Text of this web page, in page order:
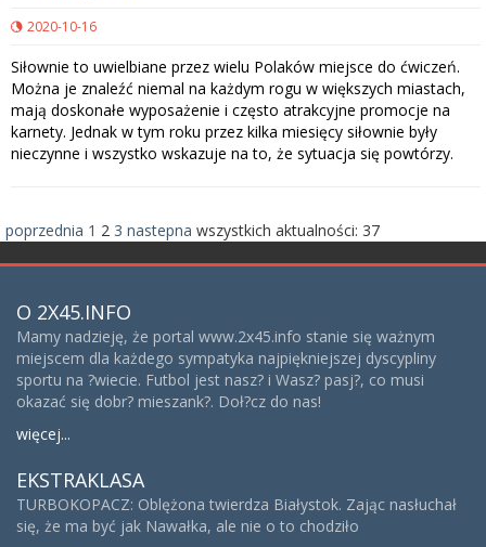
2020-10-16
Siłownie to uwielbiane przez wielu Polaków miejsce do ćwiczeń.
Można je znaleźć niemal na każdym rogu w większych miastach,
mają doskonałe wyposażenie i często atrakcyjne promocje na
karnety. Jednak w tym roku przez kilka miesięcy siłownie były
nieczynne i wszystko wskazuje na to, że sytuacja się powtórzy.
poprzednia 1 2 3 nastepna wszystkich aktualności: 37
O 2X45.INFO
Mamy nadzieję, że portal www.2x45.info stanie się ważnym
miejscem dla każdego sympatyka najpiękniejszej dyscypliny
sportu na ?wiecie. Futbol jest nasz? i Wasz? pasj?, co musi
okazać się dobr? mieszank?. Doł?cz do nas!
więcej...
EKSTRAKLASA
TURBOKOPACZ: Oblężona twierdza Białystok. Zając nasłuchał
się, że ma być jak Nawałka, ale nie o to chodziło